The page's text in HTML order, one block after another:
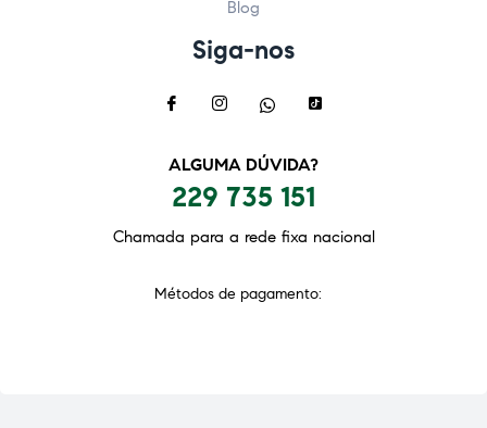
Blog
Siga-nos
ALGUMA DÚVIDA?
229 735 151
Chamada para a rede fixa nacional
Métodos de pagamento: